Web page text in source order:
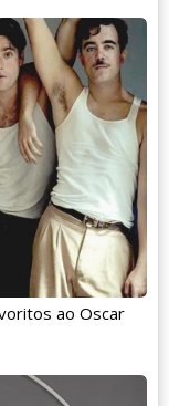
ao Oscar